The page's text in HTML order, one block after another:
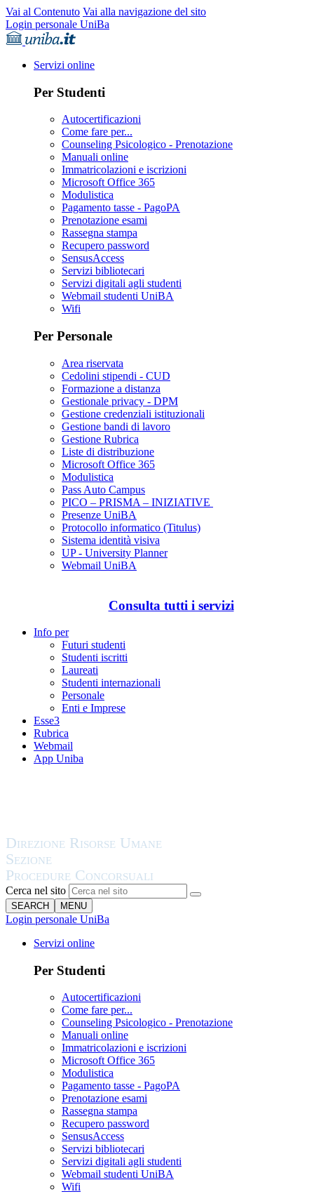
Vai al Contenuto Vai alla navigazione del sito
Login personale UniBa
Servizi online
Per Studenti
Autocertificazioni
Come fare per...
Counseling Psicologico - Prenotazione
Manuali online
Immatricolazioni e iscrizioni
Microsoft Office 365
Modulistica
Pagamento tasse - PagoPA
Prenotazione esami
Rassegna stampa
Recupero password
SensusAccess
Servizi bibliotecari
Servizi digitali agli studenti
Webmail studenti UniBA
Wifi
Per Personale
Area riservata
Cedolini stipendi - CUD
Formazione a distanza
Gestionale privacy - DPM
Gestione credenziali istituzionali
Gestione bandi di lavoro
Gestione Rubrica
Liste di distribuzione
Microsoft Office 365
Modulistica
Pass Auto Campus
PICO – PRISMA – INIZIATIVE
Presenze UniBA
Protocollo informatico (Titulus)
Sistema identità visiva
UP - University Planner
Webmail UniBA
Consulta tutti i servizi
Info per
Futuri studenti
Studenti iscritti
Laureati
Studenti internazionali
Personale
Enti e Imprese
Esse3
Rubrica
Webmail
App Uniba
Cerca nel sito
SEARCH MENU
Login personale UniBa
Servizi online
Per Studenti
Autocertificazioni
Come fare per...
Counseling Psicologico - Prenotazione
Manuali online
Immatricolazioni e iscrizioni
Microsoft Office 365
Modulistica
Pagamento tasse - PagoPA
Prenotazione esami
Rassegna stampa
Recupero password
SensusAccess
Servizi bibliotecari
Servizi digitali agli studenti
Webmail studenti UniBA
Wifi